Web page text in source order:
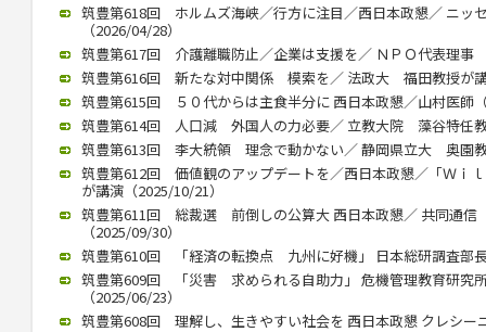
筑豊第618回 ホルムズ海峡／行方に注目／西日本政懇／ ニッ
（2026/04/28）
筑豊第617回 介護離職防止／企業は支援を／ ＮＰＯ代表理
筑豊第616回 新たな対中関係 模索を／ 法政大 福田教授が
筑豊第615回 ５０代からは主食半分に 西日本政懇／山村医師
筑豊第614回 人口減 外国人の力必要／ 立教大院 藻谷特任
筑豊第613回 李大統領 理念で動かない／ 静岡県立大 奥園
筑豊第612回 価値観のアップデートを／西日本政懇／「Ｗ
が講演（2025/10/21）
筑豊第611回 総裁選 前倒しの公算大 西日本政懇／ 共同通
（2025/09/30）
筑豊第610回 「経済の転換点 九州に好機」 日本総研調査部
筑豊第609回 「災害 求められる自助力」 危機管理教育研究
（2025/06/23）
筑豊第608回 理解し、生きやすい社会を 西日本政懇 クレシー